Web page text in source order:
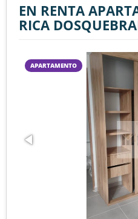
EN RENTA
RICA
APARTAMENTO